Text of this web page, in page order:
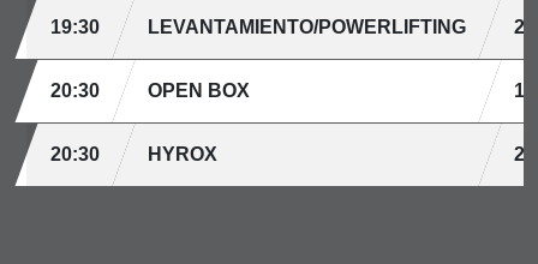
19:30 LEVANTAMIENTO/POWERLIFTING 2
20:30 OPEN BOX
20:30 HYROX